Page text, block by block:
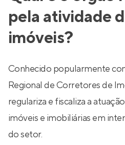
pela atividade
imóveis?
Conhecido popularmente
Regional de Corretores de
regulariza e fiscaliza a
imóveis e imobiliárias em
do setor.